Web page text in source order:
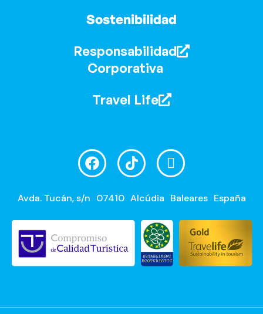
Sostenibilidad
Responsabilidad
Corporativa
Travel Life
Avda. Tucán, s/n 07410 Alcúdia Baleares España